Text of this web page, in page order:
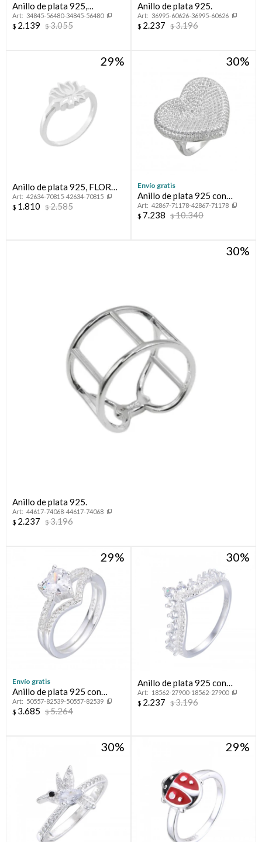
Anillo de plata 925,
CINTILLO.
34845-56480-34845-56480
$ 2.139 $3.055
Anillo de plata 925.
36995-60626-36995-60626
$ 2.237 $3.196
29
Anillo de plata 925, FLOR
DE LOTO.
42634-70815-42634-70815
$ 1.810 $2.585
30
Envío gratis
Anillo de plata 925 con
circonias, CORAZON.
42867-71178-42867-71178
$ 7.238 $10.340
30
Anillo de plata 925.
44617-74068-44617-74068
$ 2.237 $3.196
29
Envío gratis
Anillo de plata 925 con
circonias,CINTILLO.
50557-82539-50557-82539
$ 3.685 $5.264
30
Anillo de plata 925 con
circonias, CORONITA.
18562-27900-18562-27900
$ 2.237 $3.196
30 29